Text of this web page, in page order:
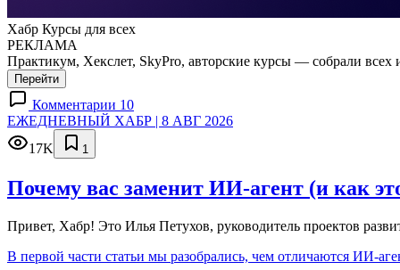
Хабр Курсы для всех
РЕКЛАМА
Практикум, Хекслет, SkyPro, авторские курсы — собрали
Перейти
Комментарии 10
ЕЖЕДНЕВНЫЙ ХАБР | 8 АВГ 2026
17K
1
Почему вас заменит ИИ‑агент (и как
Привет, Хабр! Это Илья Петухов, руководитель проектов
В первой части статьи мы разобрались, чем отличаются ИИ-